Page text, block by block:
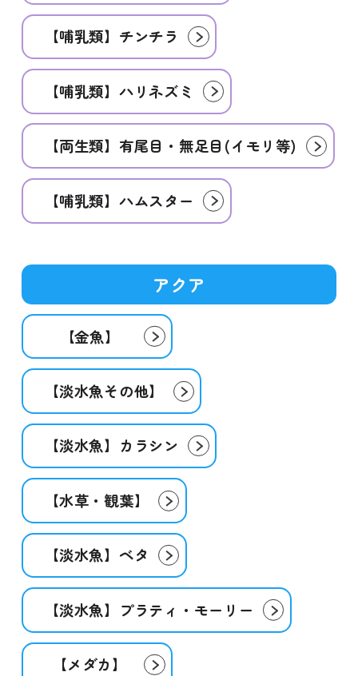
【哺乳類】チンチラ
【哺乳類】ハリネズミ
【両生類】有尾目・無足目(イモリ等)
【哺乳類】ハムスター
アクア
【金魚】
【淡水魚その他】
【淡水魚】カラシン
【水草・観葉】
【淡水魚】ベタ
【淡水魚】プラティ・モーリー
【メダカ】